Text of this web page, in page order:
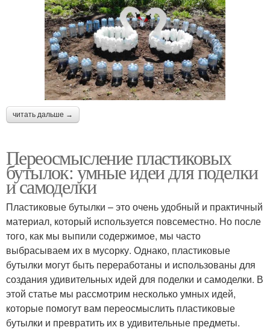
читать дальше →
Переосмысление пластиковых
бутылок: умные идеи для поделки
и самоделки
Пластиковые бутылки – это очень удобный и практичный
материал, который используется повсеместно. Но после
того, как мы выпили содержимое, мы часто
выбрасываем их в мусорку. Однако, пластиковые
бутылки могут быть переработаны и использованы для
создания удивительных идей для поделки и самоделки. В
этой статье мы рассмотрим несколько умных идей,
которые помогут вам переосмыслить пластиковые
бутылки и превратить их в удивительные предметы.